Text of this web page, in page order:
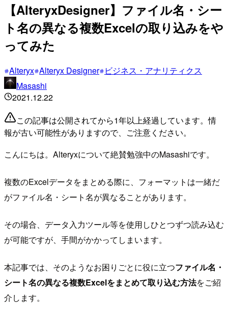
【AlteryxDesigner】ファイル名・シー
ト名の異なる複数Excelの取り込みをや
ってみた
Alteryx Alteryx Designer ビジネス・アナリティクス
Masashi
2021.12.22
この記事は公開されてから1年以上経過しています。情
報が古い可能性がありますので、ご注意ください。
こんにちは。Alteryxについて絶賛勉強中のMasashiです。
複数のExcelデータをまとめる際に、フォーマットは一緒だ
がファイル名・シート名が異なることがあります。
その場合、データ入力ツール等を使用しひとつずつ読み込む
が可能ですが、手間がかかってしまいます。
本記事では、そのようなお困りごとに役に立つファイル名・
シート名の異なる複数Excelをまとめて取り込む方法をご紹
介します。